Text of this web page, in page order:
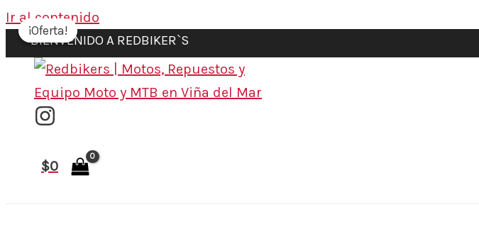
Ir al contenido
BIENVENIDO A REDBIKER`S
$0
¡Oferta!
¡Oferta!